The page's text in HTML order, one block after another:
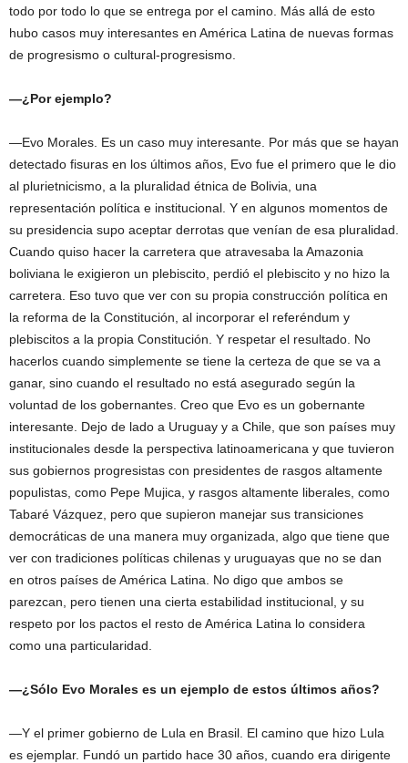
todo por todo lo que se entrega por el camino. Más allá de esto
hubo casos muy interesantes en América Latina de nuevas formas
de progresismo o cultural-progresismo.
—¿Por ejemplo?
—Evo Morales. Es un caso muy interesante. Por más que se hayan
detectado fisuras en los últimos años, Evo fue el primero que le dio
al plurietnicismo, a la pluralidad étnica de Bolivia, una
representación política e institucional. Y en algunos momentos de
su presidencia supo aceptar derrotas que venían de esa pluralidad.
Cuando quiso hacer la carretera que atravesaba la Amazonia
boliviana le exigieron un plebiscito, perdió el plebiscito y no hizo la
carretera. Eso tuvo que ver con su propia construcción política en
la reforma de la Constitución, al incorporar el referéndum y
plebiscitos a la propia Constitución. Y respetar el resultado. No
hacerlos cuando simplemente se tiene la certeza de que se va a
ganar, sino cuando el resultado no está asegurado según la
voluntad de los gobernantes. Creo que Evo es un gobernante
interesante. Dejo de lado a Uruguay y a Chile, que son países muy
institucionales desde la perspectiva latinoamericana y que tuvieron
sus gobiernos progresistas con presidentes de rasgos altamente
populistas, como Pepe Mujica, y rasgos altamente liberales, como
Tabaré Vázquez, pero que supieron manejar sus transiciones
democráticas de una manera muy organizada, algo que tiene que
ver con tradiciones políticas chilenas y uruguayas que no se dan
en otros países de América Latina. No digo que ambos se
parezcan, pero tienen una cierta estabilidad institucional, y su
respeto por los pactos el resto de América Latina lo considera
como una particularidad.
—¿Sólo Evo Morales es un ejemplo de estos últimos años?
—Y el primer gobierno de Lula en Brasil. El camino que hizo Lula
es ejemplar. Fundó un partido hace 30 años, cuando era dirigente